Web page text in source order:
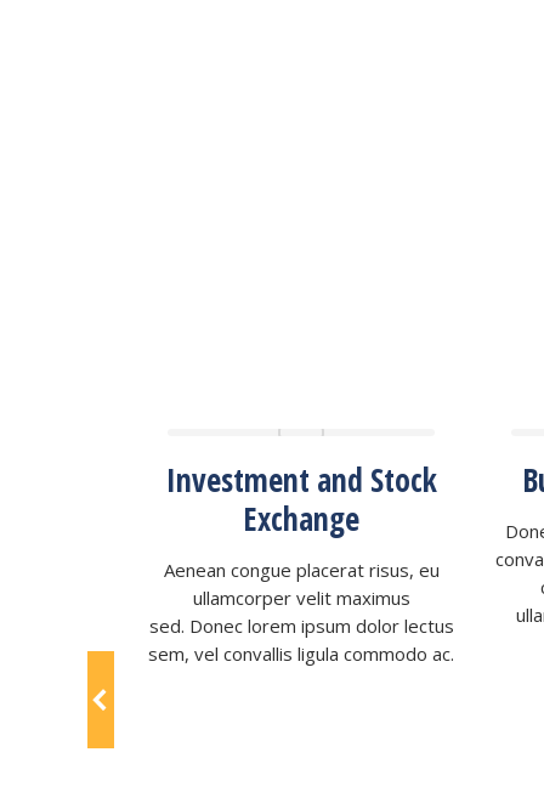
Investment and Stock
Exchange
Aenean congue placerat risus, eu
ullamcorper velit maximus
sed. Donec lorem ipsum dolor lectus
sem, vel convallis ligula commodo ac.